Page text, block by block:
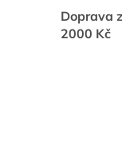
Doprava
2000 Kč